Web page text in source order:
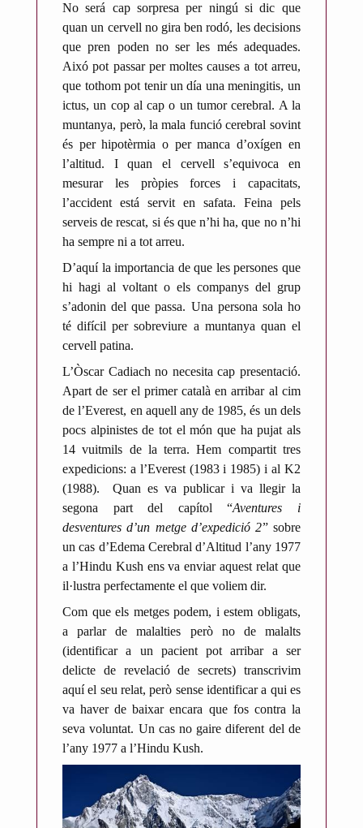
r
A
n
t
o
n
i
R
i
r
d
e
M
e
o
n
e
s
No será cap sorpresa per ningú si dic que
quan un cervell no gira ben rodó, les decisions
que pren poden no ser les més adequades.
Aixó pot passar per moltes causes a tot arreu,
que tothom pot tenir un día una meningitis, un
ictus, un cop al cap o un tumor cerebral. A la
muntanya, però, la mala funció cerebral sovint
és per hipotèrmia o per manca d’oxígen en
l’altitud. I quan el cervell s’equivoca en
mesurar les pròpies forces i capacitats,
l’accident está servit en safata. Feina pels
serveis de rescat, si és que n’hi ha, que no n’hi
ha sempre ni a tot arreu.
D’aquí la importancia de que les persones que
hi hagi al voltant o els companys del grup
s’adonin del que passa. Una persona sola ho
té difícil per sobreviure a muntanya quan el
cervell patina.
L’Òscar Cadiach no necesita cap presentació.
Apart de ser el primer català en arribar al cim
de l’Everest, en aquell any de 1985, és un dels
pocs alpinistes de tot el món que ha pujat als
14 vuitmils de la terra. Hem compartit tres
expedicions: a l’Everest (1983 i 1985) i al K2
(1988).
Quan es va publicar i va llegir la
segona part del capítol “Aventures i
desventures d’un metge d’expedició 2” sobre
un cas d’Edema Cerebral d’Altitud l’any 1977
a l’Hindu Kush ens va enviar aquest relat que
il·lustra perfectamente el que voliem dir.
Com que els metges podem, i estem obligats,
a parlar de malalties però no de malalts
(identificar a un pacient pot arribar a ser
delicte de revelació de secrets) transcrivim
aquí el seu relat, però sense identificar a qui es
va haver de baixar encara que fos contra la
seva voluntat. Un cas no gaire diferent del de
l’any 1977 a l’Hindu Kush.